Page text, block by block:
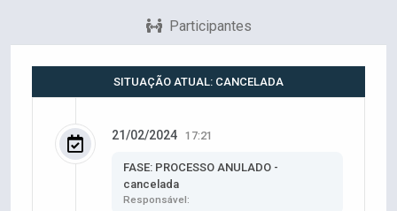
Participantes
SITUAÇÃO ATUAL: CANCELADA
21/02/2024 17:21
FASE: PROCESSO ANULADO -
cancelada
Responsável: